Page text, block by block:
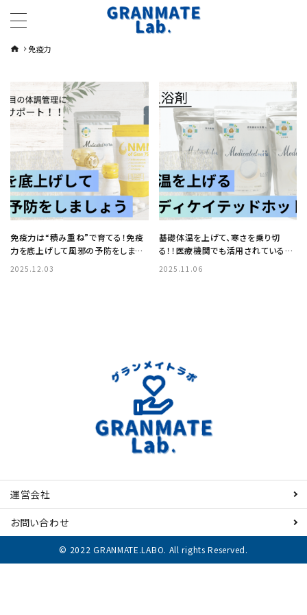
免疫力
免疫力は“積み重ね”で育てる！免疫
力を底上げして風邪の予防をしまし
2025.12.03
基礎体温を上げて、寒さを乗り切
る！！医療機関でも活用されている重
2025.11.06
運営会社
お問い合わせ
© 2022 GRANMATE.LABO. All rights Reserved.